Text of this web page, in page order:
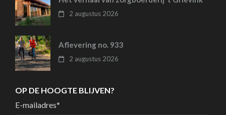
2 augustus 2026
Aflevering no. 933
2 augustus 2026
OP DE HOOGTE BLIJVEN?
E-mailadres*